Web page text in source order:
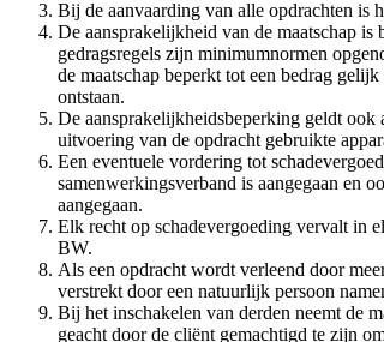
Bij de aanvaarding van alle opdrachten is
De aansprakelijkheid van de maatschap
gedragsregels zijn minimumnormen
de maatschap beperkt tot een bedrag
ontstaan.
De aansprakelijkheidsbeperking geldt
uitvoering van de opdracht gebruikte
Een eventuele vordering tot
samenwerkingsverband is aangegaan en
aangegaan.
Elk recht op schadevergoeding vervalt in
BW.
Als een opdracht wordt verleend door
verstrekt door een natuurlijk persoon
Bij het inschakelen van derden neemt de
geacht door de cliënt gemachtigd te zijn